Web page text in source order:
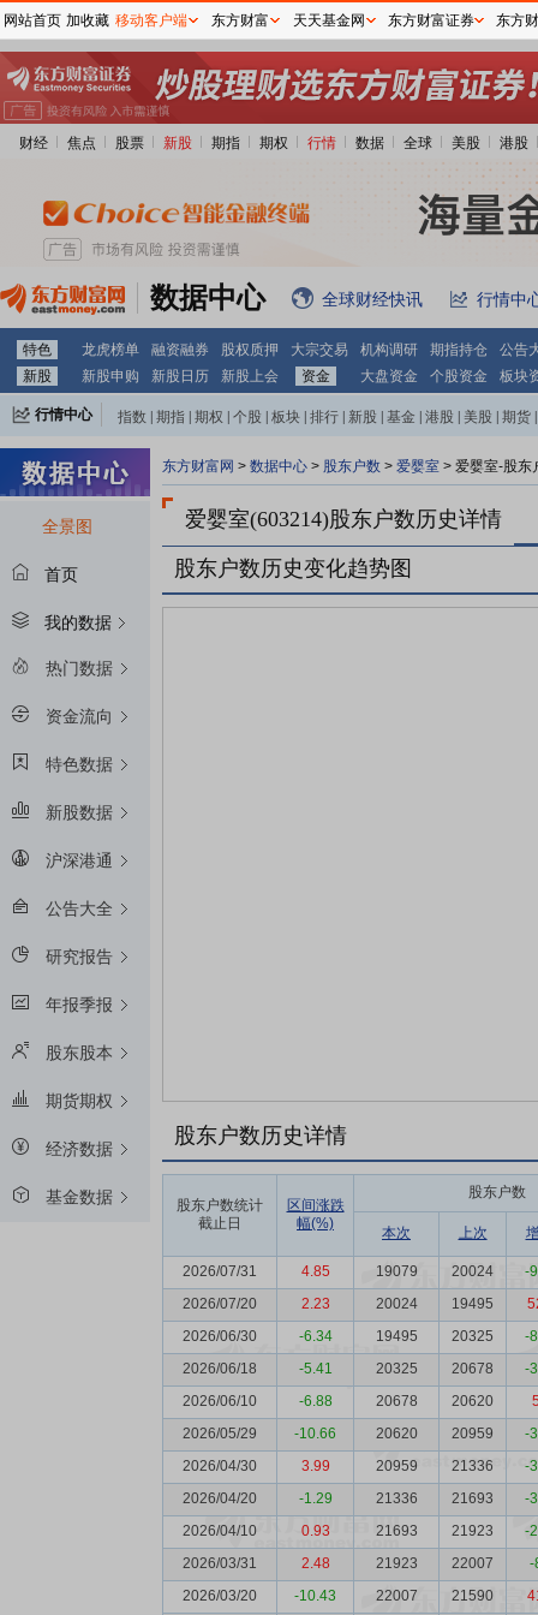
财经 焦点 股票 新股 期指 期权 行情 数据 全球 美股 港股
数据中心 全球财经快讯 行情中
特色 龙虎榜单 融资融券 股权质押 大宗交易 机构调研 期指持仓
公告
新股
新股申购 新股日历 新股上会 资金 大盘资金 个股资金 板块
行情中心 指数 期指 期权 个股 板块 排行 新股 基金 港股 美股 期货
全景图
首页
我的数据
热门数据
资金流向
特色数据
新股数据
沪深港通
公告大全
研究报告
年报季报
股东股本
期货期权
经济数据
基金数据
东方财富网 > 数据中心 > 股东户数 > 爱婴室 > 爱婴室-股东
爱婴室(603214)股东户数历史详情
股东户数历史变化趋势图
股东户数历史详情
股东户数统计
截止日
区间涨跌
幅(%)
股东户数
本次 上次
2026/07/31 4.85 19079 20024
-
2026/07/20
2.23 20024 19495
2026/06/30
-6.34 19495 20325
-
2026/06/18
-5.41 20325 20678
-
2026/06/10
-6.88 20678 20620
2026/05/29
-10.66 20620 20959
-
2026/04/30
3.99 20959 21336
-
2026/04/20
-1.29 21336 21693
-
2026/04/10
0.93 21693 21923
-
2026/03/31
2.48 21923 22007
-
2026/03/20
-10.43 22007 21590
网站首页 加收藏 移动客户端 东方财富 天天基金网 东方财富证券 东方